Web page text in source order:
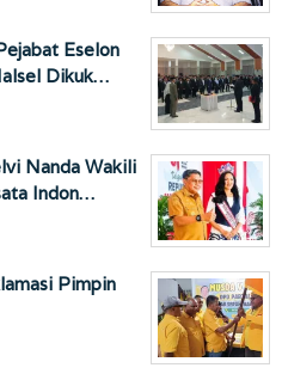
Eselon
Dikuk…
Nanda Wakili
Indon…
Pimpin